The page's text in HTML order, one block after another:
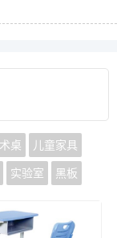
桌 儿童家具
实验室 黑板